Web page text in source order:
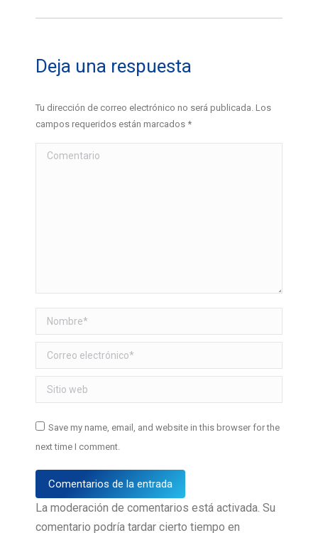
Deja una respuesta
Tu dirección de correo electrónico no será publicada. Los
campos requeridos están marcados *
Comentario
Nombre *
Correo electrónico *
Sitio web
Save my name, email, and website in this browser for the
next time I comment.
Comentarios de la entrada
La moderación de comentarios está activada. Su
comentario podría tardar cierto tiempo en